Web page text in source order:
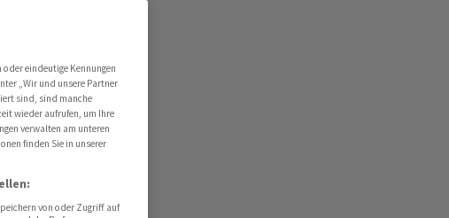
eindeutige Kennungen
„Wir und unsere Partner
sind, sind manche
wieder aufrufen, um Ihre
verwalten am unteren
finden Sie in unserer
von oder Zugriff auf